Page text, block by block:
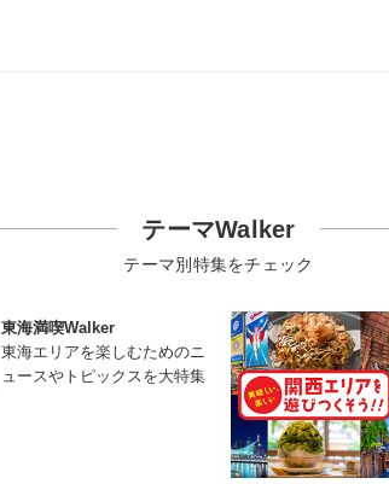
テーマWalker
テーマ別特集をチェック
東海満喫Walker
東海エリアを楽しむためのニ
ュースやトピックスを大特集